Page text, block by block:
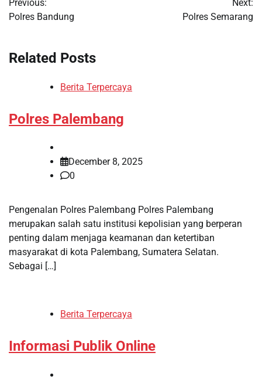
navigation
Previous:
Polres Bandung
Next:
Polres Semarang
Related Posts
Berita Terpercaya
Polres Palembang
December 8, 2025
0
Pengenalan Polres Palembang Polres Palembang
merupakan salah satu institusi kepolisian yang berperan
penting dalam menjaga keamanan dan ketertiban
masyarakat di kota Palembang, Sumatera Selatan.
Sebagai […]
Berita Terpercaya
Informasi Publik Online